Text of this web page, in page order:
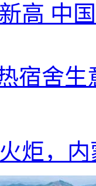
高 中
宿舍
炬，